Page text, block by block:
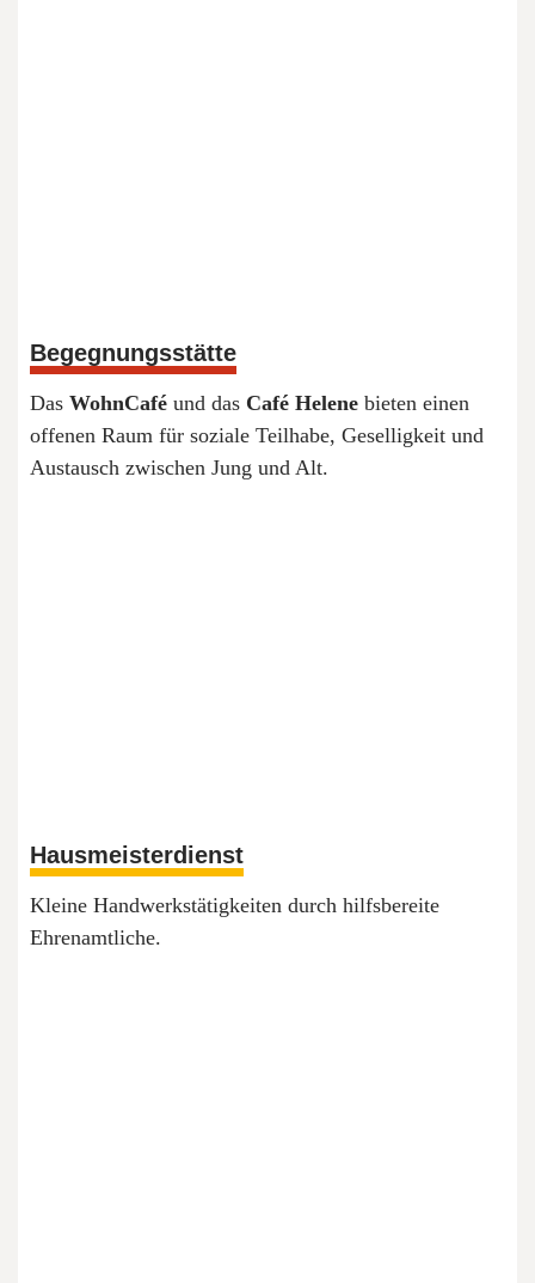
Begegnungsstätte
Das WohnCafé und das Café Helene bieten einen
offenen Raum für soziale Teilhabe, Geselligkeit und
Austausch zwischen Jung und Alt.
Hausmeisterdienst
Kleine Handwerkstätigkeiten durch hilfsbereite
Ehrenamtliche.